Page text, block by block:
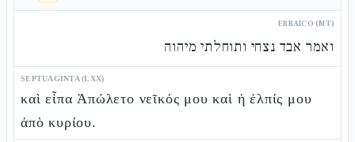
EBRAICO (MT)
ואמר אבד נצחי ותוחלתי מיהוה
SEPTUAGINTA (LXX)
καὶ εἶπα Ἀπώλετο νεῖκός μου καὶ ἡ ἐλπίς μου
ἀπὸ κυρίου.